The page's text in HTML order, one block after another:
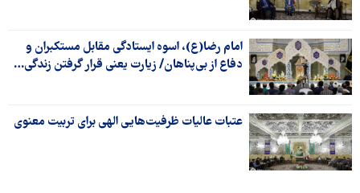
امام رضا(ع)، اسوه ایستادگی مقابل مستکبران و
دفاع از بی‌پناهان/ زیارت یعنی قرار گرفتن زندگی…
عتبات عالیات ظرفیت‌هایی الهی برای تربیت معنوی